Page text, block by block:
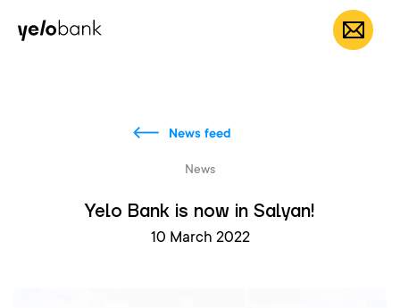
Individuals EN
News feed
News
Yelo Bank is now in Salyan!
10 March 2022